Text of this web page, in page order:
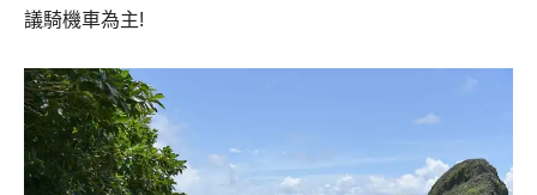
議騎機車為主!